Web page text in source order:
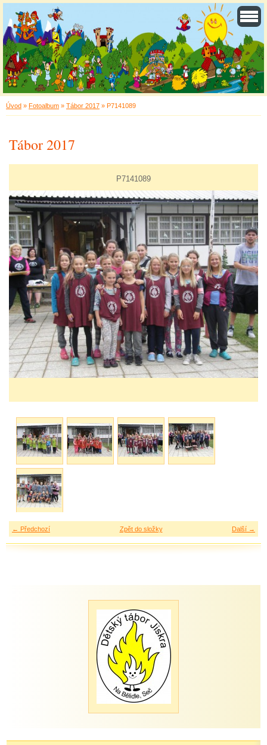
Úvod » Fotoalbum » Tábor 2017 » P7141089
Tábor 2017
P7141089
← Předchozí Další →
Zpět do složky